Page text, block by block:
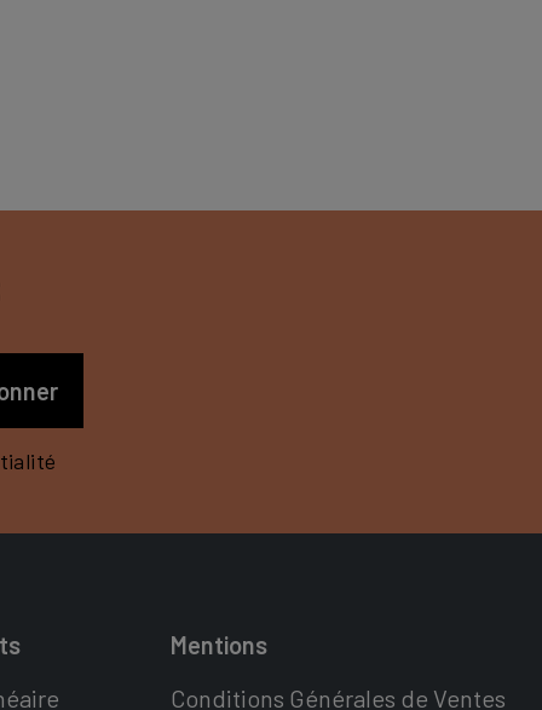
Mentions
Conditions Générales de Ventes